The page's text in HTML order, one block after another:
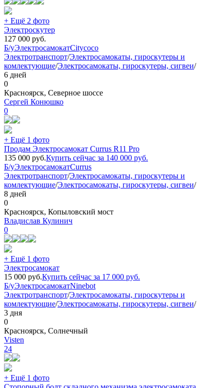
+ Ещё 2 фото
Электроскутер
127 000 руб.
Б/уЭлектросамокатCitycoco
Электротранспорт/Электросамокаты, гироскутеры и
комлектующие/Электросамокаты, гироскутеры, сигвеи/
6 дней
0
Красноярск, Северное шоссе
Сергей Конюшко
0
+ Ещё 1 фото
Продам Электросамокат Currus R11 Pro
135 000 руб.Купить сейчас за 140 000 руб.
Б/уЭлектросамокатCurrus
Электротранспорт/Электросамокаты, гироскутеры и
комлектующие/Электросамокаты, гироскутеры, сигвеи/
8 дней
0
Красноярск, Копыловский мост
Владислав Кулинич
0
+ Ещё 1 фото
Электросамокат
15 000 руб.Купить сейчас за 17 000 руб.
Б/уЭлектросамокатNinebot
Электротранспорт/Электросамокаты, гироскутеры и
комлектующие/Электросамокаты, гироскутеры, сигвеи/
3 дня
0
Красноярск, Солнечный
Visten
24
+ Ещё 1 фото